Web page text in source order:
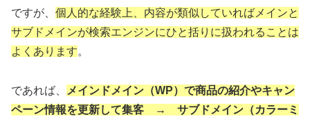
ですが、 個人的な経験上、内容が類似していればメインと
サブドメインが検索エンジンにひと括りに扱われることは
よくあります。
であれば、
メインドメイン（WP）で商品の紹介やキャン
ペーン情報を更新して集客 → サブドメイン（カラーミ